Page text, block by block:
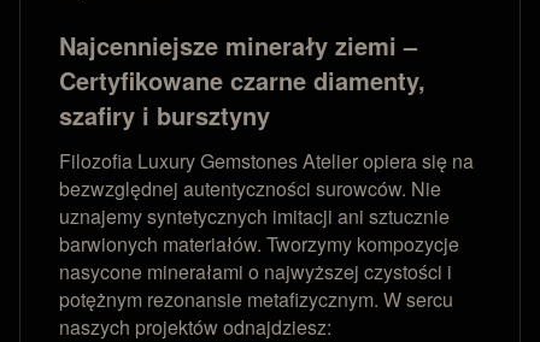
Najcenniejsze minerały ziemi –
Certyfikowane czarne diamenty,
szafiry i bursztyny
Filozofia Luxury Gemstones Atelier opiera się na
bezwzględnej autentyczności surowców. Nie
uznajemy syntetycznych imitacji ani sztucznie
barwionych materiałów. Tworzymy kompozycje
nasycone minerałami o najwyższej czystości i
potężnym rezonansie metafizycznym. W sercu
naszych projektów odnajdziesz: